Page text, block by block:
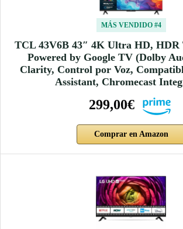
MÁS VENDIDO #4
TCL 43V6B 43″ 4K Ultra HD,
Powered by Google TV (Dolby
Clarity, Control por Voz,
Assistant, Chromecast
299,00€
Comprar en Amazon